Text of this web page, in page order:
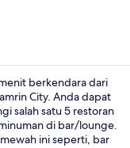
berkendara dari
City. Anda dapat
salah satu 5 restoran
di bar/lounge.
ini seperti, bar